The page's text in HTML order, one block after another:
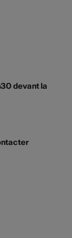
devant la